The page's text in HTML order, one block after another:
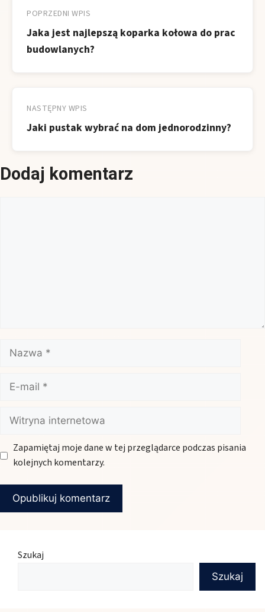
wpisu
POPRZEDNI WPIS
Jaka jest najlepszą koparka kołowa do prac
budowlanych?
NASTĘPNY WPIS
Jaki pustak wybrać na dom jednorodzinny?
Dodaj komentarz
Nazwa
mail
Witryna
internetowa
Zapamiętaj moje dane w tej przeglądarce podczas pisania
kolejnych komentarzy.
Szukaj
Szukaj